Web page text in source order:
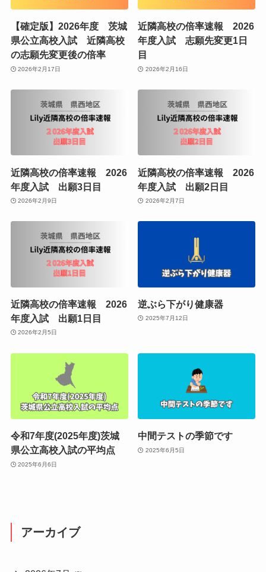
【確定版】2026年度 茨城
県公立高校入試 近隣高校
の志願先変更後の倍率
2026年2月17日
近隣高校の倍率速報 2026
年度入試 志願先変更1日
目
2026年2月16日
近隣高校の倍率速報 2026
年度入試 出願3日目
2026年2月9日
近隣高校の倍率速報 2026
年度入試 出願2日目
2026年2月7日
近隣高校の倍率速報 2026
年度入試 出願1日目
2026年2月5日
逆ぶら下がり健康器
2025年7月12日
令和7年度(2025年度)茨城
県公立高校入試の平均点
2025年6月6日
中間テストの季節です
2025年6月5日
アーカイブ